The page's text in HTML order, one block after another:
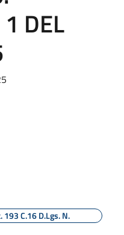
DEL
C.16 D.Lgs. N.